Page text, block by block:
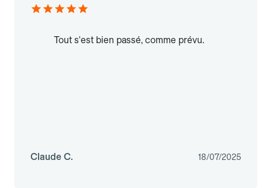
Tout s'est bien passé, comme prévu.
Claude C. 18/07/2025